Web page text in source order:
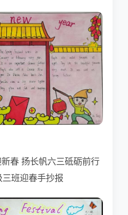
春 扬长帆六三砥砺前行
三班迎春手抄报